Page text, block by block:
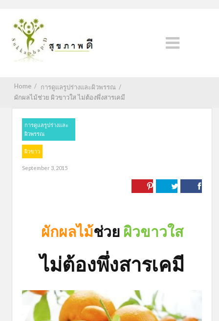
Home / การดูแลรูปร่างและผิวพรรณ /
ผักผลไม้ช่วย ผิวขาวใส ไม่ต้องพึ่งสารเคมี
การดูแลรูปร่างและ
ผิวพรรณ
ผิวขาว
September 3, 2015
ผักผลไม้ช่วย ผิวขาวใส
ไม่ต้องพึ่งสารเคมี